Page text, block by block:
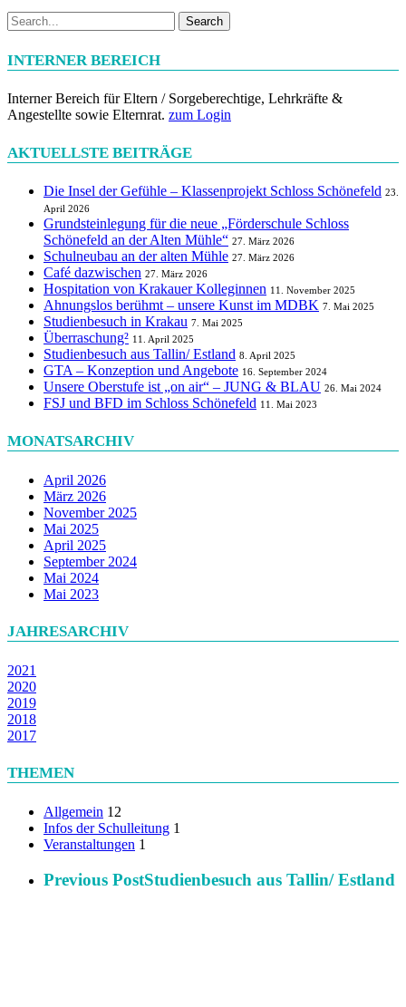
Search
INTERNER BEREICH
Interner Bereich für Eltern / Sorgeberechtige, Lehrkräfte &
Angestellte sowie Elternrat. zum Login
AKTUELLSTE BEITRÄGE
Die Insel der Gefühle – Klassenprojekt Schloss Schönefeld 23.
April 2026
Grundsteinlegung für die neue „Förderschule Schloss
Schönefeld an der Alten Mühle“ 27. März 2026
Schulneubau an der alten Mühle 27. März 2026
Café dazwischen 27. März 2026
Hospitation von Krakauer Kolleginnen 11. November 2025
Ahnungslos berühmt – unsere Kunst im MDBK 7. Mai 2025
Studienbesuch in Krakau 7. Mai 2025
Überraschung² 11. April 2025
Studienbesuch aus Tallin/ Estland 8. April 2025
GTA – Konzeption und Angebote 16. September 2024
Unsere Oberstufe ist „on air“ – JUNG & BLAU 26. Mai 2024
FSJ und BFD im Schloss Schönefeld 11. Mai 2023
MONATSARCHIV
April 2026
März 2026
November 2025
Mai 2025
April 2025
September 2024
Mai 2024
Mai 2023
JAHRESARCHIV
2021
2020
2019
2018
2017
THEMEN
Allgemein 12
Infos der Schulleitung 1
Veranstaltungen 1
Previous PostStudienbesuch aus Tallin/ Estland